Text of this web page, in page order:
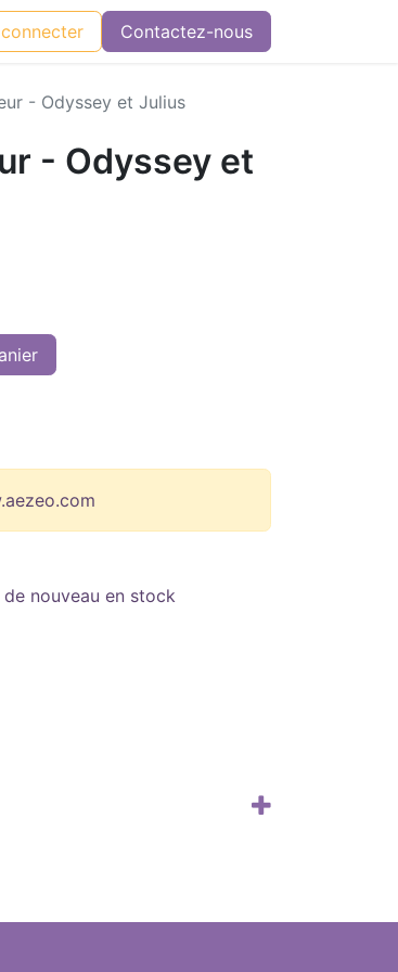
Contactez-nous
- Odyssey et Julius
- Odyssey et
nouveau en stock